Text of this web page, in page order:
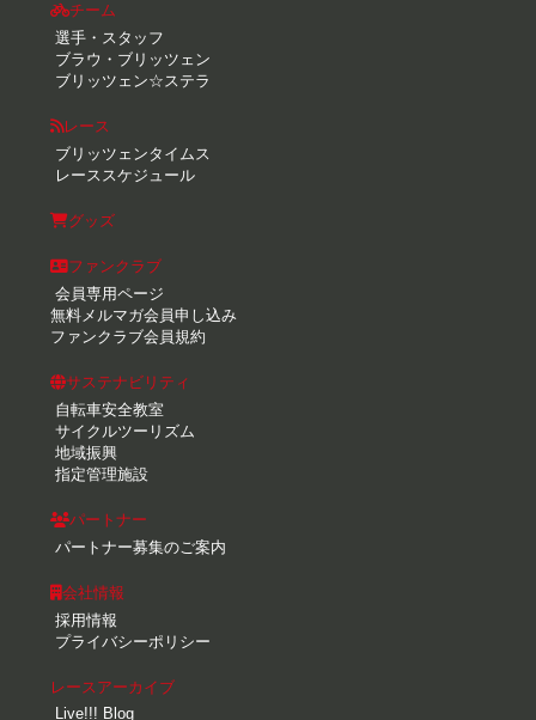
チーム
選手・スタッフ
ブラウ・ブリッツェン
ブリッツェン☆ステラ
レース
ブリッツェンタイムス
レーススケジュール
グッズ
ファンクラブ
会員専用ページ
無料メルマガ会員申し込み
ファンクラブ会員規約
サステナビリティ
自転車安全教室
サイクルツーリズム
地域振興
指定管理施設
パートナー
パートナー募集のご案内
会社情報
採用情報
プライバシーポリシー
レースアーカイブ
Live!!! Blog